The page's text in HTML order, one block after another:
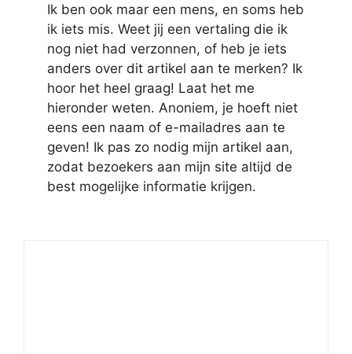
Ik ben ook maar een mens, en soms heb
ik iets mis. Weet jij een vertaling die ik
nog niet had verzonnen, of heb je iets
anders over dit artikel aan te merken? Ik
hoor het heel graag! Laat het me
hieronder weten. Anoniem, je hoeft niet
eens een naam of e-mailadres aan te
geven! Ik pas zo nodig mijn artikel aan,
zodat bezoekers aan mijn site altijd de
best mogelijke informatie krijgen.